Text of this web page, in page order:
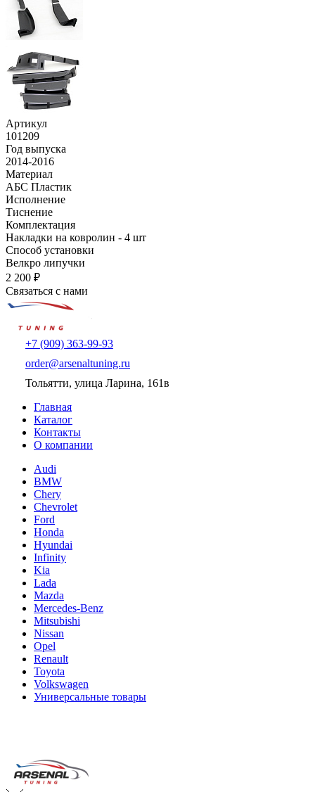
Артикул
101209
Год выпуска
2014-2016
Материал
АБС Пластик
Исполнение
Тиснение
Комплектация
Накладки на ковролин - 4 шт
Способ установки
Велкро липучки
2 200 ₽
Связаться с нами
+7 (909) 363-99-93
order@arsenaltuning.ru
Тольятти, улица Ларина, 161в
Главная
Каталог
Контакты
О компании
Audi
BMW
Chery
Chevrolet
Ford
Honda
Hyundai
Infinity
Kia
Lada
Mazda
Mercedes-Benz
Mitsubishi
Nissan
Opel
Renault
Toyota
Volkswagen
Универсальные товары